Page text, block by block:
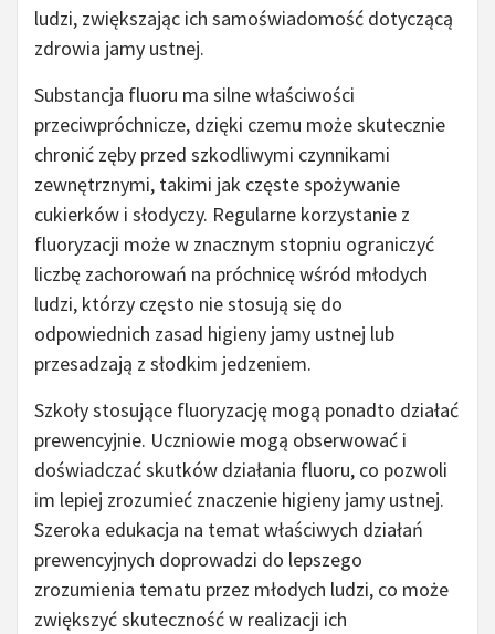
ludzi, zwiększając ich samoświadomość dotyczącą
zdrowia jamy ustnej.
Substancja fluoru ma silne właściwości
przeciwpróchnicze, dzięki czemu może skutecznie
chronić zęby przed szkodliwymi czynnikami
zewnętrznymi, takimi jak częste spożywanie
cukierków i słodyczy. Regularne korzystanie z
fluoryzacji może w znacznym stopniu ograniczyć
liczbę zachorowań na próchnicę wśród młodych
ludzi, którzy często nie stosują się do
odpowiednich zasad higieny jamy ustnej lub
przesadzają z słodkim jedzeniem.
Szkoły stosujące fluoryzację mogą ponadto działać
prewencyjnie. Uczniowie mogą obserwować i
doświadczać skutków działania fluoru, co pozwoli
im lepiej zrozumieć znaczenie higieny jamy ustnej.
Szeroka edukacja na temat właściwych działań
prewencyjnych doprowadzi do lepszego
zrozumienia tematu przez młodych ludzi, co może
zwiększyć skuteczność w realizacji ich